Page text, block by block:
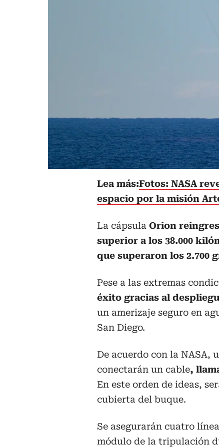
Lea más:Fotos: NASA
espacio por la misión
La cápsula Orion
superior a los 38.000
que superaron los 2.700
Pese a las extremas
éxito gracias al
un amerizaje seguro en
San Diego.
De acuerdo con la NASA,
conectarán un cable,
En este orden de ideas,
cubierta del buque.
Se asegurarán cuatro
módulo de la tripulación